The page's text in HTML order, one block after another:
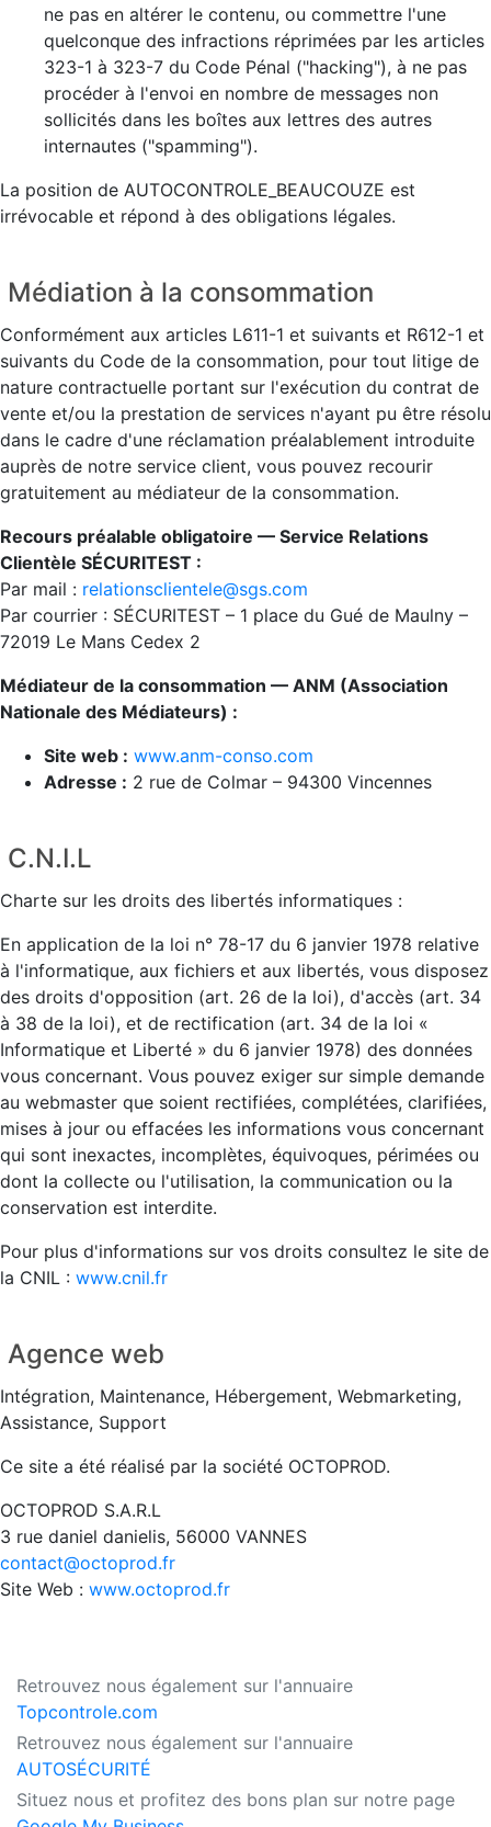
ne pas en altérer le contenu, ou commettre l'une
quelconque des infractions réprimées par les articles
323-1 à 323-7 du Code Pénal ("hacking"), à ne pas
procéder à l'envoi en nombre de messages non
sollicités dans les boîtes aux lettres des autres
internautes ("spamming").
La position de AUTOCONTROLE_BEAUCOUZE est
irrévocable et répond à des obligations légales.
Médiation à la consommation
Conformément aux articles L611-1 et suivants et R612-1 et
suivants du Code de la consommation, pour tout litige de
nature contractuelle portant sur l'exécution du contrat de
vente et/ou la prestation de services n'ayant pu être résolu
dans le cadre d'une réclamation préalablement introduite
auprès de notre service client, vous pouvez recourir
gratuitement au médiateur de la consommation.
Recours préalable obligatoire — Service Relations
Clientèle SÉCURITEST :
Par mail : relationsclientele@sgs.com
Par courrier : SÉCURITEST – 1 place du Gué de Maulny –
72019 Le Mans Cedex 2
Médiateur de la consommation — ANM (Association
Nationale des Médiateurs) :
Site web : www.anm-conso.com
Adresse : 2 rue de Colmar – 94300 Vincennes
C.N.I.L
Charte sur les droits des libertés informatiques :
En application de la loi n° 78-17 du 6 janvier 1978 relative
à l'informatique, aux fichiers et aux libertés, vous disposez
des droits d'opposition (art. 26 de la loi), d'accès (art. 34
à 38 de la loi), et de rectification (art. 34 de la loi «
Informatique et Liberté » du 6 janvier 1978) des données
vous concernant. Vous pouvez exiger sur simple demande
au webmaster que soient rectifiées, complétées, clarifiées,
mises à jour ou effacées les informations vous concernant
qui sont inexactes, incomplètes, équivoques, périmées ou
dont la collecte ou l'utilisation, la communication ou la
conservation est interdite.
Pour plus d'informations sur vos droits consultez le site de
la CNIL : www.cnil.fr
Agence web
Intégration, Maintenance, Hébergement, Webmarketing,
Assistance, Support
Ce site a été réalisé par la société OCTOPROD.
OCTOPROD S.A.R.L
3 rue daniel danielis, 56000 VANNES
contact@octoprod.fr
Site Web : www.octoprod.fr
Retrouvez nous également sur l'annuaire
Topcontrole.com
Retrouvez nous également sur l'annuaire
AUTOSÉCURITÉ
Situez nous et profitez des bons plan sur notre page